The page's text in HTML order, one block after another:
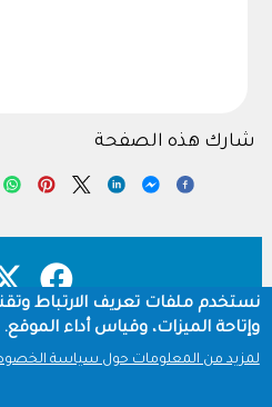
شارك هذه الصفحة
Footer
نستخدم ملفات تعريف الارتباط
وإتاحة الميزات، وقياس أداء الموقع.
لمزيد من المعلومات حول سياسة